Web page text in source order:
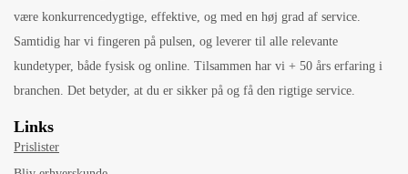
være konkurrencedygtige, effektive, og med en høj grad af service.
Samtidig har vi fingeren på pulsen, og leverer til alle relevante
kundetyper, både fysisk og online. Tilsammen har vi + 50 års erfaring i
branchen. Det betyder, at du er sikker på og få den rigtige service.
Links
Prislister